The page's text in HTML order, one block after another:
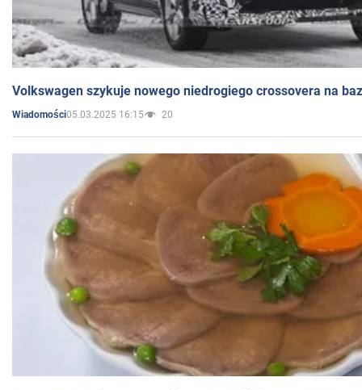
Volkswagen szykuje nowego niedrogiego crossovera na
Wiadomości05.03.2025 16:15 20